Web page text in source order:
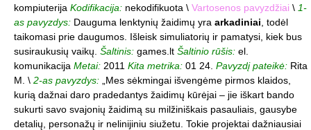
kompiuterija Kodifikacija: nekodifikuota \ Vartosenos pavyzdžiai \ 1-
as pavyzdys: Dauguma lenktynių žaidimų yra arkadiniai , todėl
taikomasi prie daugumos. Išleisk simuliatorių ir pamatysi, kiek bus
susiraukusių vaikų. Šaltinis: games.lt Šaltinio rūšis: el.
komunikacija Metai: 2011 Kita metrika: 01 24. Pavyzdį pateikė: Rita
M. \ 2-as pavyzdys: „Mes sėkmingai išvengėme pirmos klaidos,
kurią dažnai daro pradedantys žaidimų kūrėjai – jie iškart bando
sukurti savo svajonių žaidimą su milžiniškais pasauliais, gausybe
detalių, personažų ir nelinijiniu siužetu. Tokie projektai dažniausiai